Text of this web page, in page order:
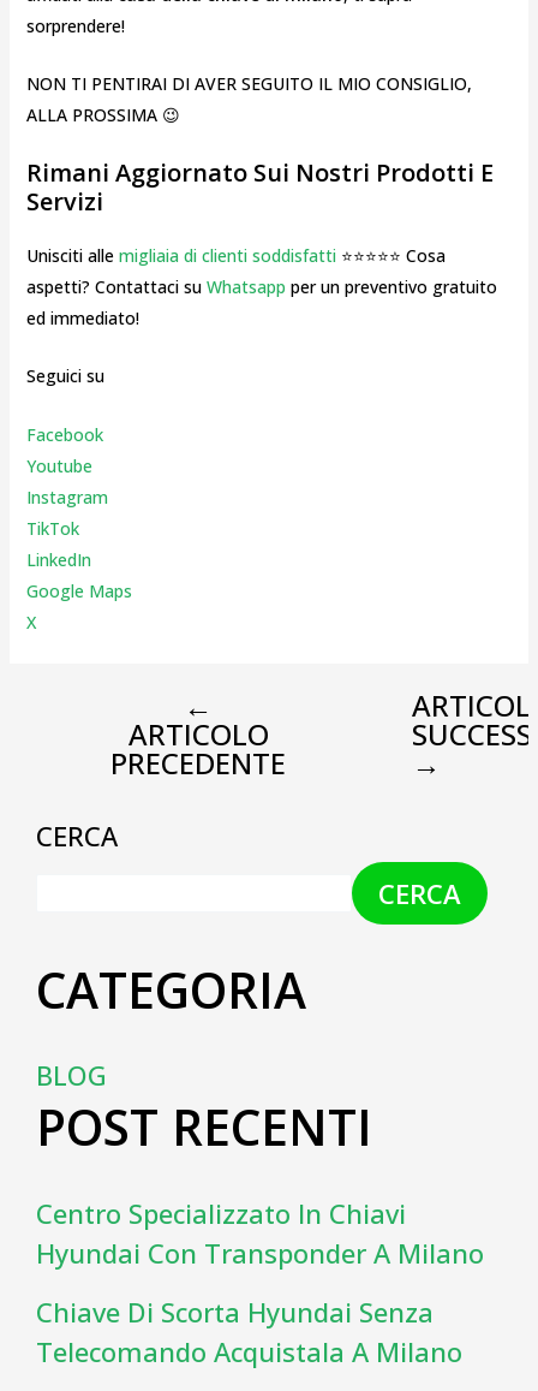
sorprendere!
NON TI PENTIRAI DI AVER SEGUITO IL MIO CONSIGLIO,
ALLA PROSSIMA 😉
Rimani Aggiornato Sui Nostri Prodotti E
Servizi
Unisciti alle migliaia di clienti soddisfatti⭐⭐⭐⭐⭐ Cosa
aspetti? Contattaci su Whatsapp per un preventivo gratuito
ed immediato!
Seguici su
Facebook
Youtube
Instagram
TikTok
LinkedIn
Google Maps
X
←
ARTICOLO
PRECEDENTE →
CERCA
CERCA
CATEGORIA
BLOG
POST RECENTI
Centro Specializzato In Chiavi
Hyundai Con Transponder A Milano
Chiave Di Scorta Hyundai Senza
Telecomando Acquistala A Milano